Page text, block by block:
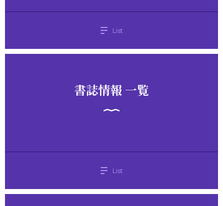
List
書誌情報 一覧
List